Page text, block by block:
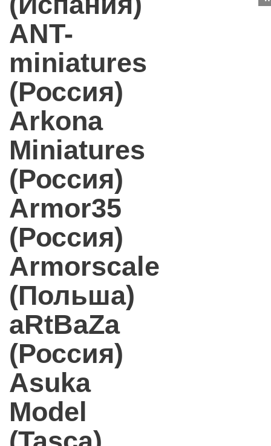
ANT-
miniatures
(Россия)
Arkona
Miniatures
(Россия)
Armor35
(Россия)
Armorscale
(Польша)
aRtBaZa
(Россия)
Asuka
Model